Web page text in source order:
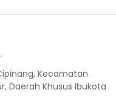
Kecamatan
Daerah Khusus Ibukota